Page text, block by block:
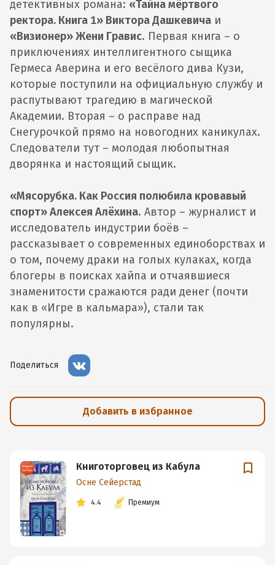
детективных романа: «Тайна мёртвого
ректора. Книга 1» Виктора Дашкевича и
«Визионер» Жени Гравис. Первая книга – о
приключениях интеллигентного сыщика
Гермеса Аверина и его весёлого дива Кузи,
которые поступили на официальную службу и
распутывают трагедию в магической
Академии. Вторая – о расправе над
Снегурочкой прямо на новогодних каникулах.
Следователи тут – молодая любопытная
дворянка и настоящий сыщик.
«Мясорубка. Как Россия полюбила кровавый
спорт» Алексея Алёхина. Автор – журналист и
исследователь индустрии боёв –
рассказывает о современных единоборствах и
о том, почему драки на голых кулаках, когда
блогеры в поисках хайпа и отчаявшиеся
знаменитости сражаются ради денег (почти
как в «Игре в кальмара»), стали так
популярны.
Поделиться
Добавить в избранное
Книготорговец из Кабула
Осне Сейерстад
4.4 Премиум